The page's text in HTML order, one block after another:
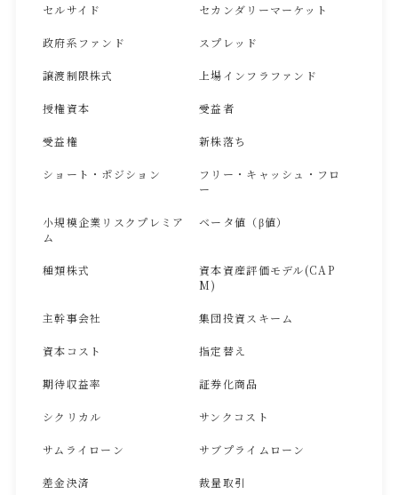
セルサイド セカンダリーマーケット
政府系ファンド スプレッド
譲渡制限株式 上場インフラファンド
授権資本 受益者
受益権 新株落ち
ショート・ポジション
フリー・キャッシュ・フロ
ー
小規模企業リスクプレミア
ム
ベータ値（β値）
種類株式
資本資産評価モデル(CAP
M)
主幹事会社 集団投資スキーム
資本コスト 指定替え
期待収益率 証券化商品
シクリカル サンクコスト
サムライローン サブプライムローン
差金決済 裁量取引